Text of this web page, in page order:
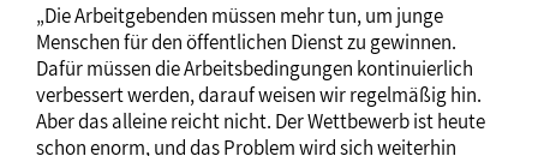
„Die Arbeitgebenden müssen mehr tun, um junge
Menschen für den öffentlichen Dienst zu gewinnen.
Dafür müssen die Arbeitsbedingungen kontinuierlich
verbessert werden, darauf weisen wir regelmäßig hin.
Aber das alleine reicht nicht. Der Wettbewerb ist heute
schon enorm, und das Problem wird sich weiterhin